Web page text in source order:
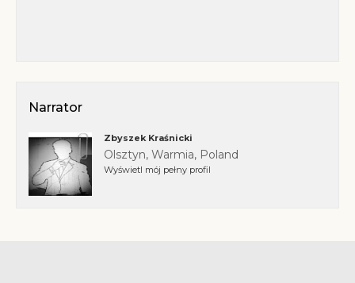
Narrator
Zbyszek Kraśnicki
Olsztyn, Warmia, Poland
Wyświetl mój pełny profil